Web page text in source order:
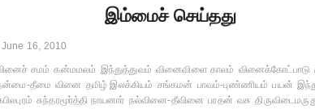
இம்மைச் செய்தது
June 16, 2010
சமம் கன்மமலம் இந்துத்துவம் வினைவிளை காலம் வினைக்கோட்பாடு
தீமை வினை தமிழ் இலக்கியம் சங்கமன் பாவம்-புண்ணியம் பயன்
சுந்தரமூர்த்தி நாயனார் நல்வினை-தீவினை பரதன் வசு